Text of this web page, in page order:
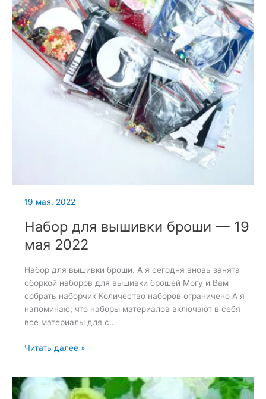
19 мая, 2022
Набор для вышивки броши — 19
мая 2022
Набор для вышивки броши. А я сегодня вновь занята
сборкой наборов для вышивки брошей Могу и Вам
собрать наборчик Количество наборов ограничено А я
напоминаю, что наборы материалов включают в себя
все материалы для с…
Набор
броши
Читать далее »